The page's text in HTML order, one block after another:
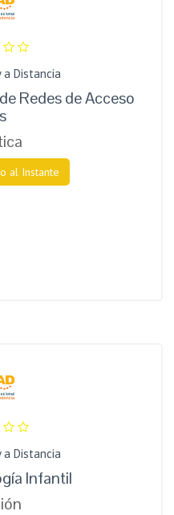
a Distancia
Redes de Acceso
al Instante
a Distancia
Infantil